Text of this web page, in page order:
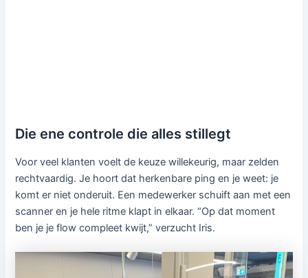
Die ene controle die alles stillegt
Voor veel klanten voelt de keuze willekeurig, maar zelden
rechtvaardig. Je hoort dat herkenbare ping en je weet: je
komt er niet onderuit. Een medewerker schuift aan met een
scanner en je hele ritme klapt in elkaar. “Op dat moment
ben je je flow compleet kwijt,” verzucht Iris.